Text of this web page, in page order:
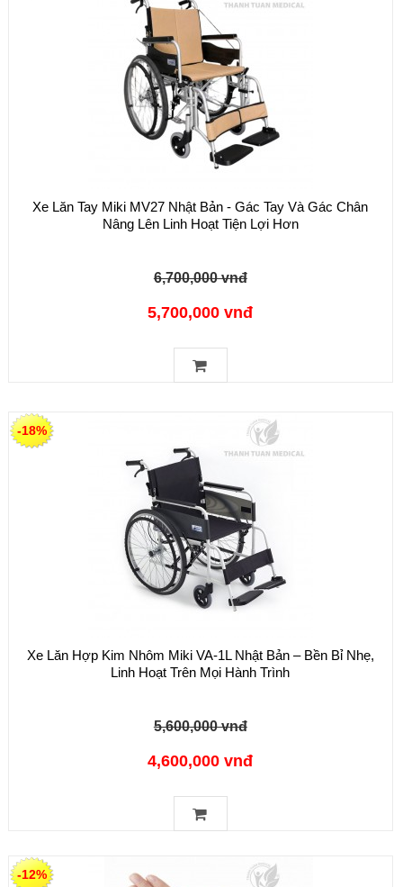
Xe Lăn Tay Miki MV27 Nhật Bản - Gác Tay Và Gác Chân
Nâng Lên Linh Hoạt Tiện Lợi Hơn
6,700,000 vnđ
5,700,000 vnđ
Xe Lăn Hợp Kim Nhôm Miki VA-1L Nhật Bản – Bền Bỉ Nhẹ,
Linh Hoạt Trên Mọi Hành Trình
5,600,000 vnđ
4,600,000 vnđ
-18%
-12%